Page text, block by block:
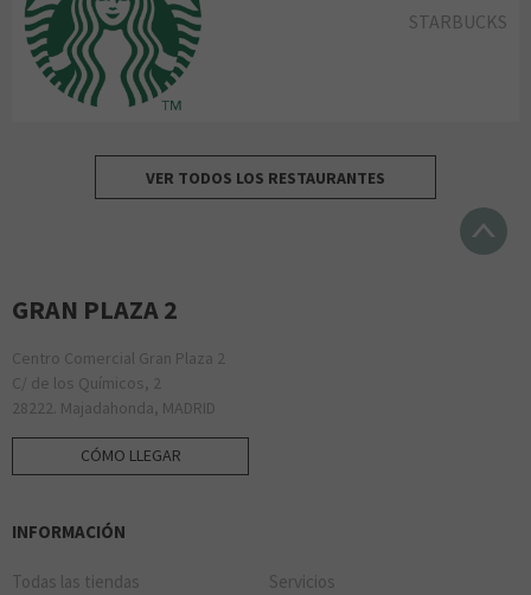
STARBUCKS
VER TODOS LOS RESTAURANTES
GRAN PLAZA 2
Centro Comercial Gran Plaza 2
C/ de los Químicos, 2
28222. Majadahonda, MADRID
CÓMO LLEGAR
INFORMACIÓN
Todas las tiendas
Servicios